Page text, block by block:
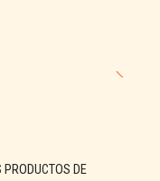
PRODUCTOS DE